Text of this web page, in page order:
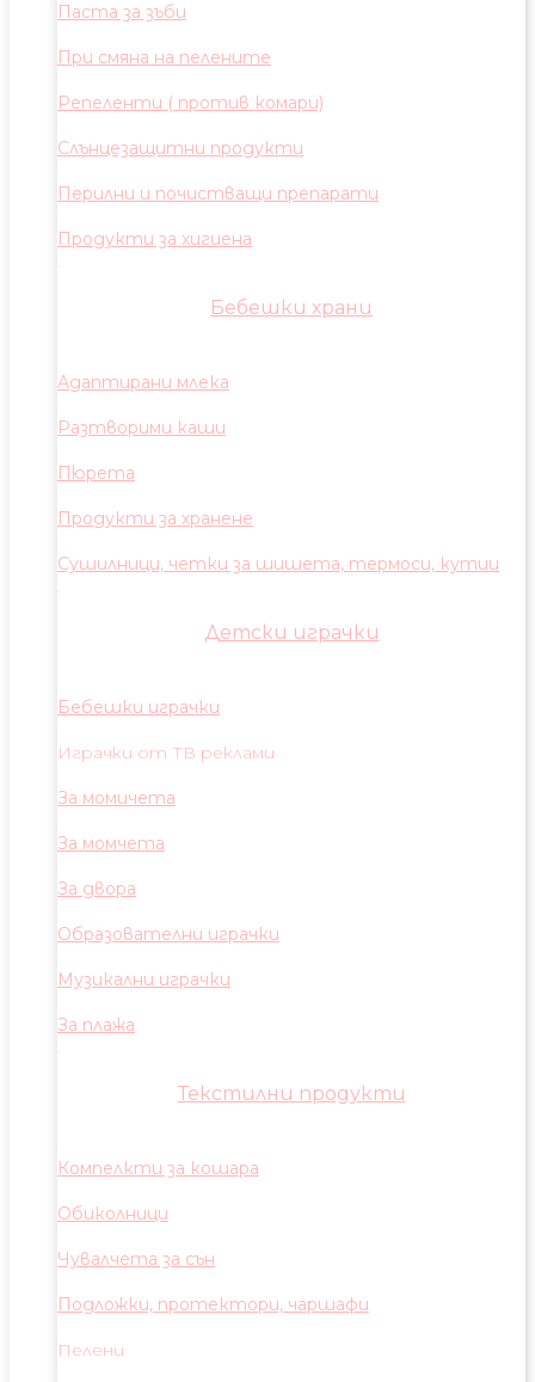
Паста за зъби
При смяна на пелените
Репеленти ( против комари)
Слънцезащитни продукти
Перилни и почистващи препарати
Продукти за хигиена
Бебешки храни
Адаптирани млека
Разтворими каши
Пюрета
Продукти за хранене
Сушилници, четки за шишета, термоси, кутии
Детски играчки
Бебешки играчки
Играчки от ТВ реклами
За момичета
За момчета
За двора
Образователни играчки
Музикални играчки
За плажа
Текстилни продукти
Компелкти за кошара
Обиколници
Чувалчета за сън
Подложки, протектори, чаршафи
Пелени